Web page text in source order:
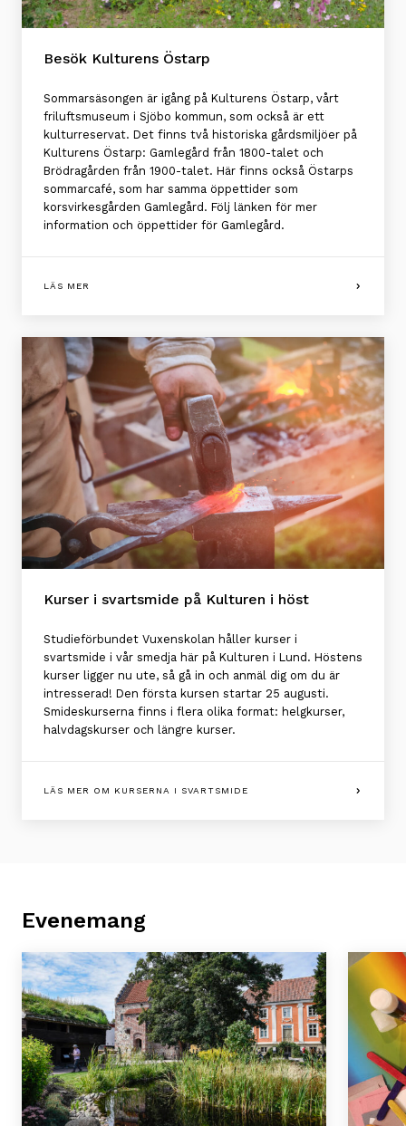
Besök Kulturens Östarp
Sommarsäsongen är igång på Kulturens Östarp, vårt
friluftsmuseum i Sjöbo kommun, som också är ett
kulturreservat. Det finns två historiska gårdsmiljöer på
Kulturens Östarp: Gamlegård från 1800-talet och
Brödragården från 1900-talet. Här finns också Östarps
sommarcafé, som har samma öppettider som
korsvirkesgården Gamlegård. Följ länken för mer
information och öppettider för Gamlegård.
LÄS MER
Kurser i svartsmide på Kulturen i höst
Studieförbundet Vuxenskolan håller kurser i
svartsmide i vår smedja här på Kulturen i Lund. Höstens
kurser ligger nu ute, så gå in och anmäl dig om du är
intresserad! Den första kursen startar 25 augusti.
Smideskurserna finns i flera olika format: helgkurser,
halvdagskurser och längre kurser.
LÄS MER OM KURSERNA I SVARTSMIDE
Evenemang